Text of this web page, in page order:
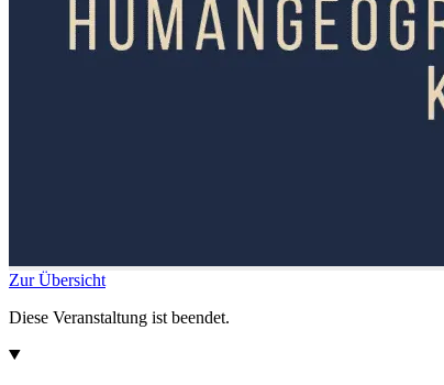
Zur Übersicht
Diese Veranstaltung ist beendet.